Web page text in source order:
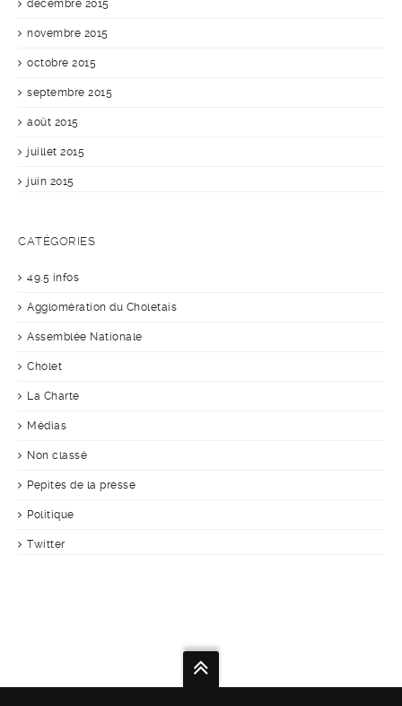
décembre 2015
novembre 2015
octobre 2015
septembre 2015
août 2015
juillet 2015
juin 2015
CATÉGORIES
49.5 infos
Agglomération du Choletais
Assemblée Nationale
Cholet
La Charte
Médias
Non classé
Pepites de la presse
Politique
Twitter